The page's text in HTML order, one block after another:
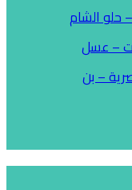
حلو الشام
– عسل
– بن